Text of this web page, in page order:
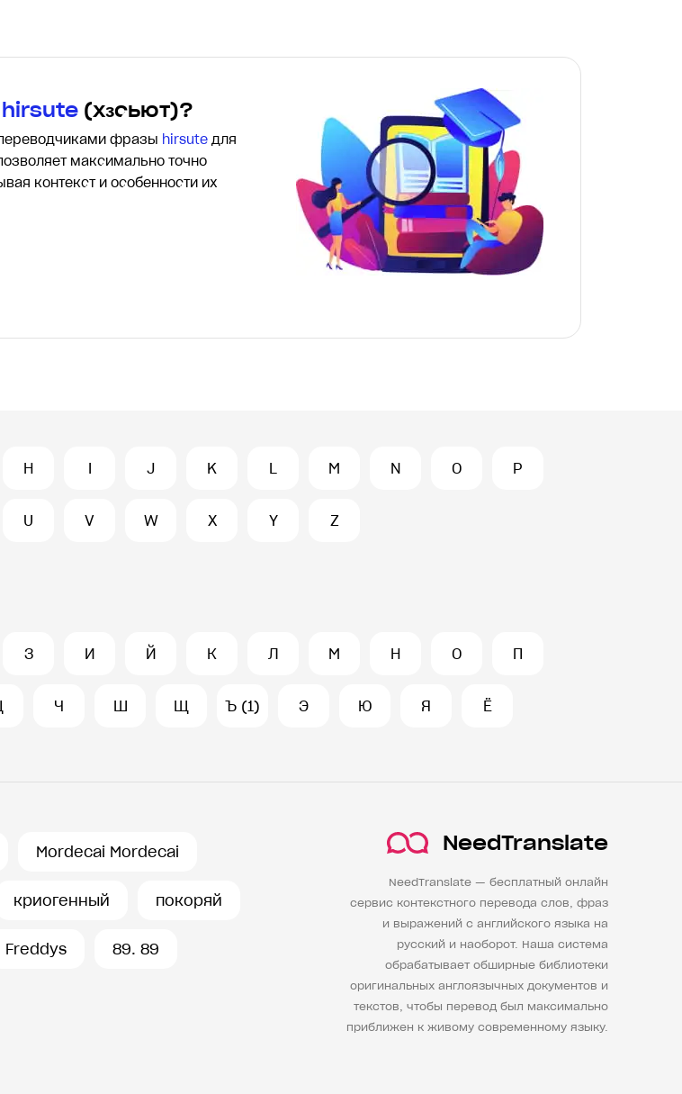
hirsute (хɜсьют)?
фразы hirsute для
максимально точно
контекст и особенности их
H I J K L M N O P
U V W X Y Z
З И Й К Л М Н О П
Ч Ш Щ Ъ (1) Э Ю Я Ё
Mordecai Mordecai
криогенный покоряй
Freddys 89. 89
NeedTranslate
NeedTranslate — бесплатный онлайн
сервис контекстного перевода слов, фраз
и выражений с английского языка на
русский и наоборот. Наша система
обрабатывает обширные библиотеки
оригинальных англоязычных документов и
текстов, чтобы перевод был максимально
приближен к живому современному языку.